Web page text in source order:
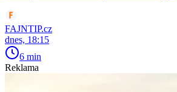
FAJNTIP.cz
dnes, 18:15
6 min
Reklama